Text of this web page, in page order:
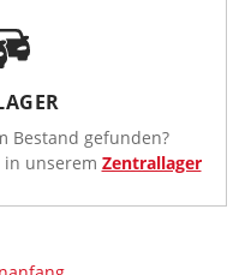
Bestand gefunden?
in unserem Zentrallager